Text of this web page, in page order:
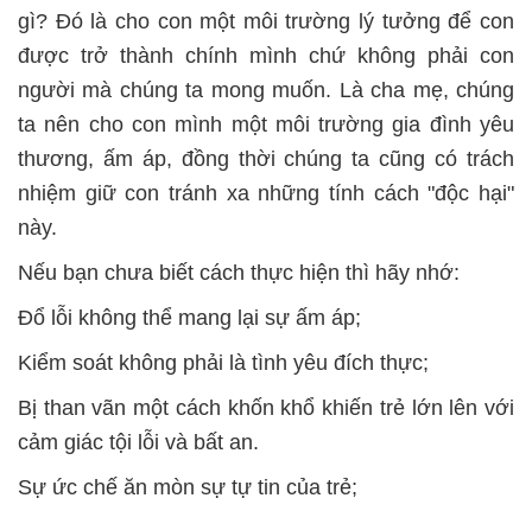
gì? Đó là cho con một môi trường lý tưởng để con
được trở thành chính mình chứ không phải con
người mà chúng ta mong muốn. Là cha mẹ, chúng
ta nên cho con mình một môi trường gia đình yêu
thương, ấm áp, đồng thời chúng ta cũng có trách
nhiệm giữ con tránh xa những tính cách "độc hại"
này.
Nếu bạn chưa biết cách thực hiện thì hãy nhớ:
Đổ lỗi không thể mang lại sự ấm áp;
Kiểm soát không phải là tình yêu đích thực;
Bị than vãn một cách khốn khổ khiến trẻ lớn lên với
cảm giác tội lỗi và bất an.
Sự ức chế ăn mòn sự tự tin của trẻ;